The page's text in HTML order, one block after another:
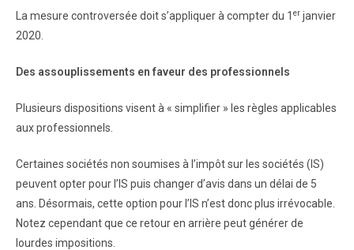
La mesure controversée doit s’appliquer à compter du 1 er janvier
2020.
Des assouplissements en faveur des professionnels
Plusieurs dispositions visent à « simplifier » les règles applicables
aux professionnels.
Certaines sociétés non soumises à l’impôt sur les sociétés (IS)
peuvent opter pour l’IS puis changer d’avis dans un délai de 5
ans. Désormais, cette option pour l’IS n’est donc plus irrévocable.
Notez cependant que ce retour en arrière peut générer de
lourdes impositions.